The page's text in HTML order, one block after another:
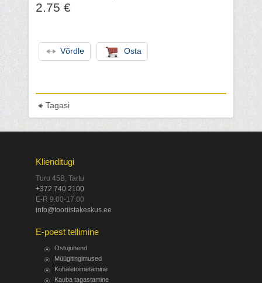
2.75 €
Võrdle Osta
Tagasi
Klienditugi
Turu 45B, Tartu
+372 740 2100
E-R 9.00-17.00
info@tooriistakeskus.ee
E-poest tellimine
Ostujuhend
Müügitingimused
Kohaletoimetamine
Kauba tagastamine